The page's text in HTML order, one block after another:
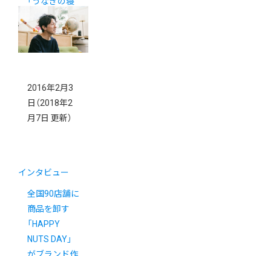
床」
2016年2月3
日 （2018年2
月7日 更新）
インタビュー
全国90店舗に
商品を卸す
「HAPPY
NUTS DAY」
がブランド作